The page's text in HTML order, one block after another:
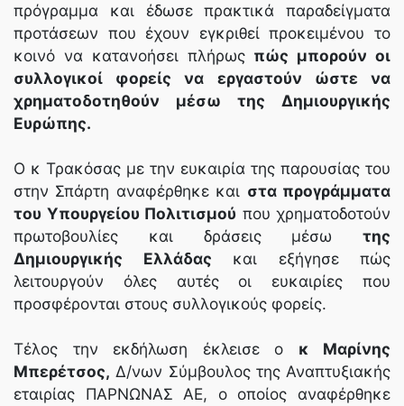
πρόγραμμα και έδωσε πρακτικά παραδείγματα
προτάσεων που έχουν εγκριθεί προκειμένου το
κοινό να κατανοήσει πλήρως πώς μπορούν οι
συλλογικοί φορείς να εργαστούν ώστε να
χρηματοδοτηθούν μέσω της Δημιουργικής
Ευρώπης.
Ο κ Τρακόσας με την ευκαιρία της παρουσίας του
στην Σπάρτη αναφέρθηκε και στα προγράμματα
του Υπουργείου Πολιτισμού που χρηματοδοτούν
πρωτοβουλίες και δράσεις μέσω της
Δημιουργικής Ελλάδας και εξήγησε πώς
λειτουργούν όλες αυτές οι ευκαιρίες που
προσφέρονται στους συλλογικούς φορείς.
Τέλος την εκδήλωση έκλεισε ο κ Μαρίνης
Μπερέτσος, Δ/νων Σύμβουλος της Αναπτυξιακής
εταιρίας ΠΑΡΝΩΝΑΣ ΑΕ, ο οποίος αναφέρθηκε